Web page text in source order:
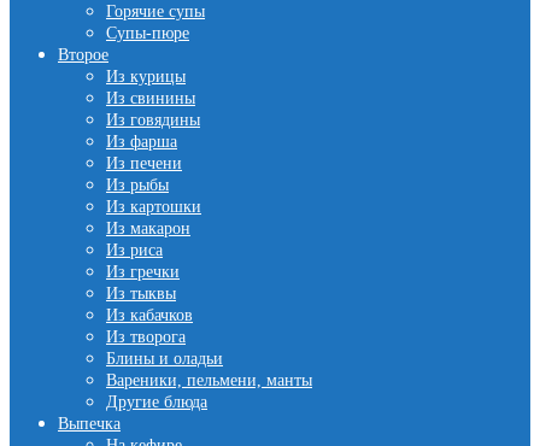
Горячие супы
Супы-пюре
Второе
Из курицы
Из свинины
Из говядины
Из фарша
Из печени
Из рыбы
Из картошки
Из макарон
Из риса
Из гречки
Из тыквы
Из кабачков
Из творога
Блины и оладьи
Вареники, пельмени, манты
Другие блюда
Выпечка